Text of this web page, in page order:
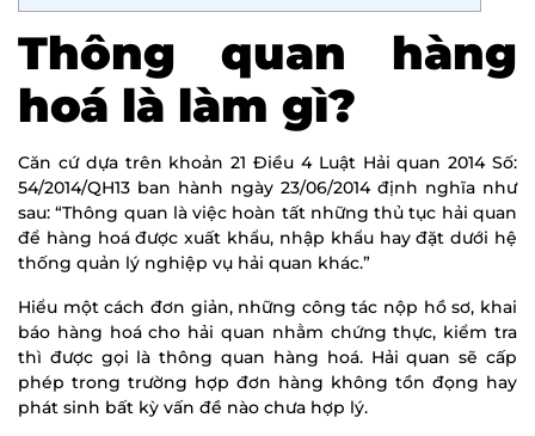
Thông quan hàng
hoá là làm gì?
Căn cứ dựa trên khoản 21 Điều 4 Luật Hải quan 2014 Số:
54/2014/QH13 ban hành ngày 23/06/2014 định nghĩa như
sau: “Thông quan là việc hoàn tất những thủ tục hải quan
để hàng hoá được xuất khẩu, nhập khẩu hay đặt dưới hệ
thống quản lý nghiệp vụ hải quan khác.”
Hiểu một cách đơn giản, những công tác nộp hồ sơ, khai
báo hàng hoá cho hải quan nhằm chứng thực, kiểm tra
thì được gọi là thông quan hàng hoá. Hải quan sẽ cấp
phép trong trường hợp đơn hàng không tồn đọng hay
phát sinh bất kỳ vấn đề nào chưa hợp lý.